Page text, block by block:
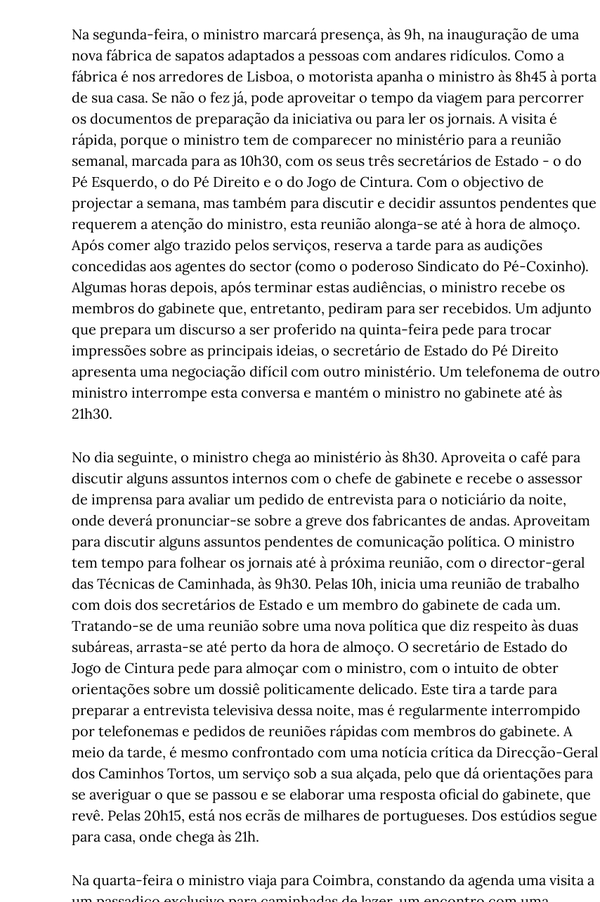
Na segunda-feira, o ministro marcará presença, às 9h, na inauguração de uma
nova fábrica de sapatos adaptados a pessoas com andares ridículos. Como a
fábrica é nos arredores de Lisboa, o motorista apanha o ministro às 8h45 à porta
de sua casa. Se não o fez já, pode aproveitar o tempo da viagem para percorrer
os documentos de preparação da iniciativa ou para ler os jornais. A visita é
rápida, porque o ministro tem de comparecer no ministério para a reunião
semanal, marcada para as 10h30, com os seus três secretários de Estado - o do
Pé Esquerdo, o do Pé Direito e o do Jogo de Cintura. Com o objectivo de
projectar a semana, mas também para discutir e decidir assuntos pendentes que
requerem a atenção do ministro, esta reunião alonga-se até à hora de almoço.
Após comer algo trazido pelos serviços, reserva a tarde para as audições
concedidas aos agentes do sector (como o poderoso Sindicato do Pé-Coxinho).
Algumas horas depois, após terminar estas audiências, o ministro recebe os
membros do gabinete que, entretanto, pediram para ser recebidos. Um adjunto
que prepara um discurso a ser proferido na quinta-feira pede para trocar
impressões sobre as principais ideias, o secretário de Estado do Pé Direito
apresenta uma negociação difícil com outro ministério. Um telefonema de outro
ministro interrompe esta conversa e mantém o ministro no gabinete até às
21h30.
No dia seguinte, o ministro chega ao ministério às 8h30. Aproveita o café para
discutir alguns assuntos internos com o chefe de gabinete e recebe o assessor
de imprensa para avaliar um pedido de entrevista para o noticiário da noite,
onde deverá pronunciar-se sobre a greve dos fabricantes de andas. Aproveitam
para discutir alguns assuntos pendentes de comunicação política. O ministro
tem tempo para folhear os jornais até à próxima reunião, com o director-geral
das Técnicas de Caminhada, às 9h30. Pelas 10h, inicia uma reunião de trabalho
com dois dos secretários de Estado e um membro do gabinete de cada um.
Tratando-se de uma reunião sobre uma nova política que diz respeito às duas
subáreas, arrasta-se até perto da hora de almoço. O secretário de Estado do
Jogo de Cintura pede para almoçar com o ministro, com o intuito de obter
orientações sobre um dossiê politicamente delicado. Este tira a tarde para
preparar a entrevista televisiva dessa noite, mas é regularmente interrompido
por telefonemas e pedidos de reuniões rápidas com membros do gabinete. A
meio da tarde, é mesmo confrontado com uma notícia crítica da Direcção-Geral
dos Caminhos Tortos, um serviço sob a sua alçada, pelo que dá orientações para
se averiguar o que se passou e se elaborar uma resposta oficial do gabinete, que
revê. Pelas 20h15, está nos ecrãs de milhares de portugueses. Dos estúdios segue
para casa, onde chega às 21h.
Na quarta-feira o ministro viaja para Coimbra, constando da agenda uma visita a